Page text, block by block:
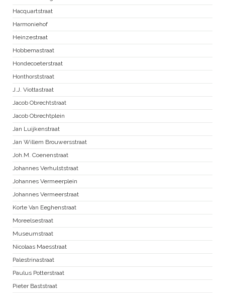
Hacquartstraat
Harmoniehof
Heinzestraat
Hobbemastraat
Hondecoeterstraat
Honthorststraat
J.J. Viottastraat
Jacob Obrechtstraat
Jacob Obrechtplein
Jan Luijkenstraat
Jan Willem Brouwersstraat
Joh.M. Coenenstraat
Johannes Verhulststraat
Johannes Vermeerplein
Johannes Vermeerstraat
Korte Van Eeghenstraat
Moreelsestraat
Museumstraat
Nicolaas Maesstraat
Palestrinastraat
Paulus Potterstraat
Pieter Baststraat